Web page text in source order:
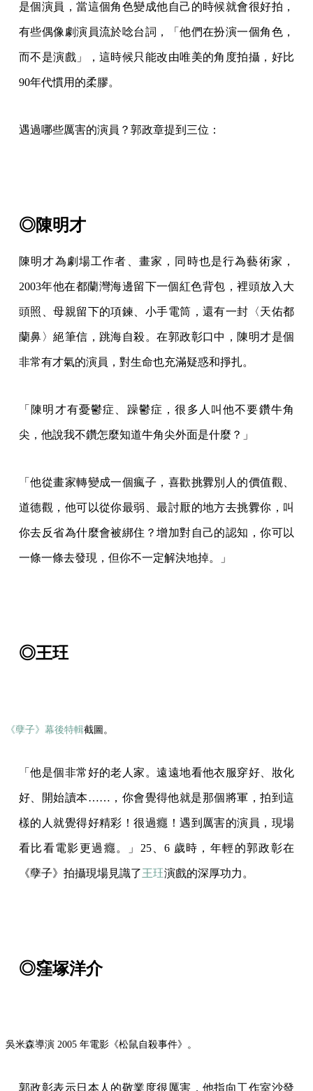
是個演員，當這個角色變成他自己的時候就會很好拍，
有些偶像劇演員流於唸台詞，「他們在扮演一個角色，
而不是演戲」，這時候只能改由唯美的角度拍攝，好比
90年代慣用的柔膠。
遇過哪些厲害的演員？郭政章提到三位：
◎陳明才
陳明才為劇場工作者、畫家，同時也是行為藝術家，
2003年他在都蘭灣海邊留下一個紅色背包，裡頭放入大
頭照、母親留下的項鍊、小手電筒，還有一封〈天佑都
蘭鼻〉絕筆信，跳海自殺。在郭政彰口中，陳明才是個
非常有才氣的演員，對生命也充滿疑惑和掙扎。
「陳明才有憂鬱症、躁鬱症，很多人叫他不要鑽牛角
尖，他說我不鑽怎麼知道牛角尖外面是什麼？」
「他從畫家轉變成一個瘋子，喜歡挑釁別人的價值觀、
道德觀，他可以從你最弱、最討厭的地方去挑釁你，叫
你去反省為什麼會被綁住？增加對自己的認知，你可以
一條一條去發現，但你不一定解決地掉。」
◎王玨
《孽子》幕後特輯截圖。
「他是個非常好的老人家。遠遠地看他衣服穿好、妝化
好、開始讀本……，你會覺得他就是那個將軍，拍到這
樣的人就覺得好精彩！很過癮！遇到厲害的演員，現場
看比看電影更過癮。」25、6 歲時，年輕的郭政彰在
《孽子》拍攝現場見識了王玨演戲的深厚功力。
◎窪塚洋介
吳米森導演 2005 年電影《松鼠自殺事件》。
郭政彰表示日本人的敬業度很厲害，他指向工作室沙發